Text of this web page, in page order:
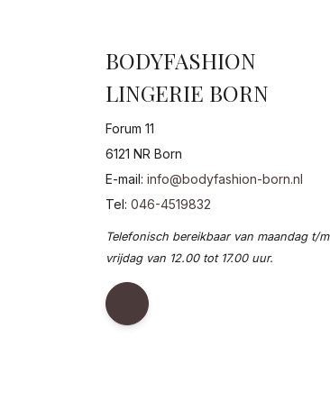
BODYFASHION
LINGERIE BORN
Forum 11
6121 NR Born
E-mail: info@bodyfashion-born.nl
Tel: 046-4519832
Telefonisch bereikbaar van maandag t/m
vrijdag van 12.00 tot 17.00 uur.